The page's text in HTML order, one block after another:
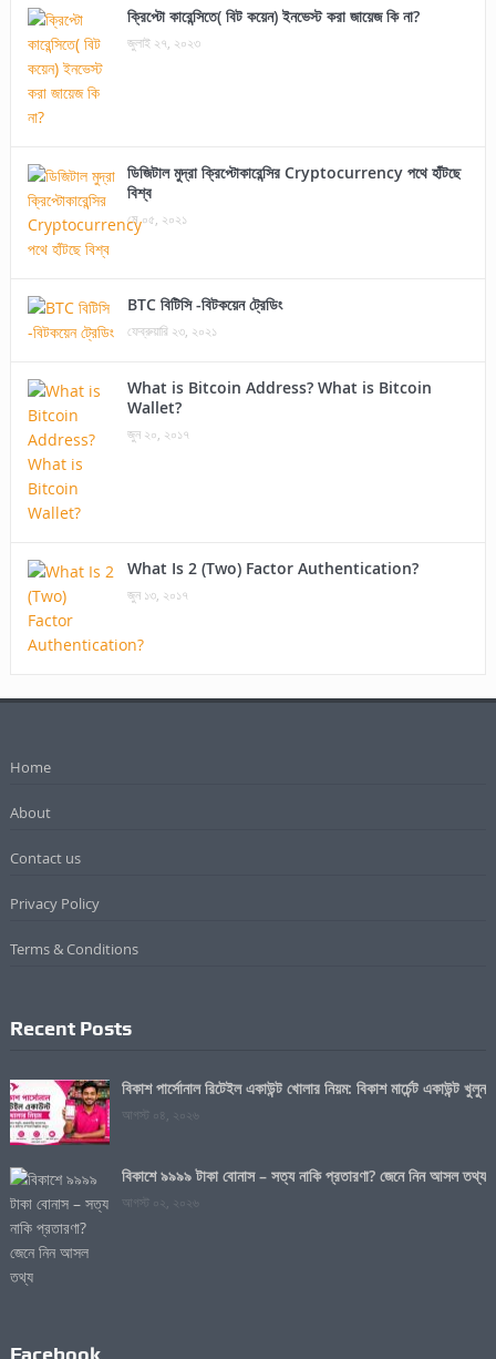
ক্রিপ্টো কারেন্সিতে( বিট কয়েন) ইনভেস্ট করা জায়েজ কি না?
জুলাই ২৭, ২০২৩
ডিজিটাল মুদ্রা ক্রিপ্টোকারেন্সির Cryptocurrency পথে হাঁটছে
বিশ্ব
মে ০৫, ২০২১
BTC বিটিসি -বিটকয়েন ট্রেডিং
ফেব্রুয়ারি ২৩, ২০২১
What is Bitcoin Address? What is Bitcoin
Wallet?
জুন ২০, ২০১৭
What Is 2 (Two) Factor Authentication?
জুন ১৩, ২০১৭
Home
About
Contact us
Privacy Policy
Terms & Conditions
Recent Posts
বিকাশ পার্সোনাল রিটেইল একাউন্ট খোলার নিয়ম: বিকাশ মার্চেন্ট একাউন্ট খুলুন
আগস্ট ০৪, ২০২৬
বিকাশে ৯৯৯৯ টাকা বোনাস – সত্য নাকি প্রতারণা? জেনে নিন আসল তথ্য
আগস্ট ০২, ২০২৬
Facebook